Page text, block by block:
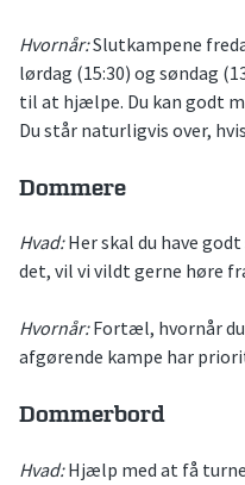
Hvornår:Slutkampene
lørdag (15:30) og søndag
til at hjælpe. Du kan godt
Du står naturligvis over,
Dommere
Hvad:Her skal du have
det, vil vi vildt gerne høre
Hvornår:Fortæl, hvornår
afgørende kampe har
Dommerbord
Hvad:Hjælp med at få